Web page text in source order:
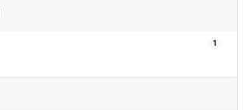
1